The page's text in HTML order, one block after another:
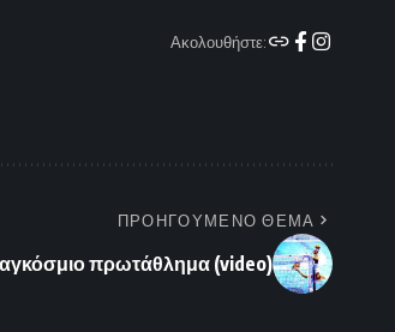
Ακολουθήστε:
ΠΡΟΗΓΟΥΜΕΝΟ ΘΕΜΑ
πρωτάθλημα (video)